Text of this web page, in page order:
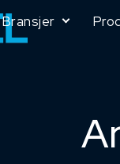
Bransjer